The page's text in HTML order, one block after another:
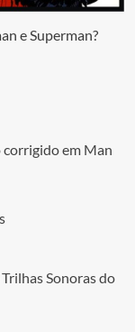
e Superman?
corrigido em Man
Sonoras do